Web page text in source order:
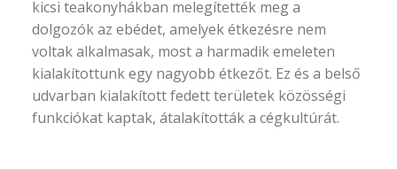
kicsi teakonyhákban melegítették meg a
dolgozók az ebédet, amelyek étkezésre nem
voltak alkalmasak, most a harmadik emeleten
kialakítottunk egy nagyobb étkezőt. Ez és a belső
udvarban kialakított fedett területek közösségi
funkciókat kaptak, átalakították a cégkultúrát.